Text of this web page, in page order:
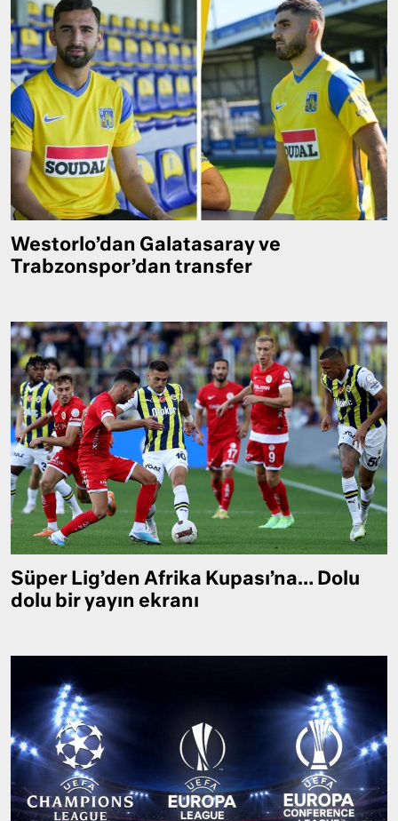
Westorlo’dan Galatasaray ve
Trabzonspor’dan transfer
Süper Lig’den Afrika Kupası’na… Dolu
dolu bir yayın ekranı